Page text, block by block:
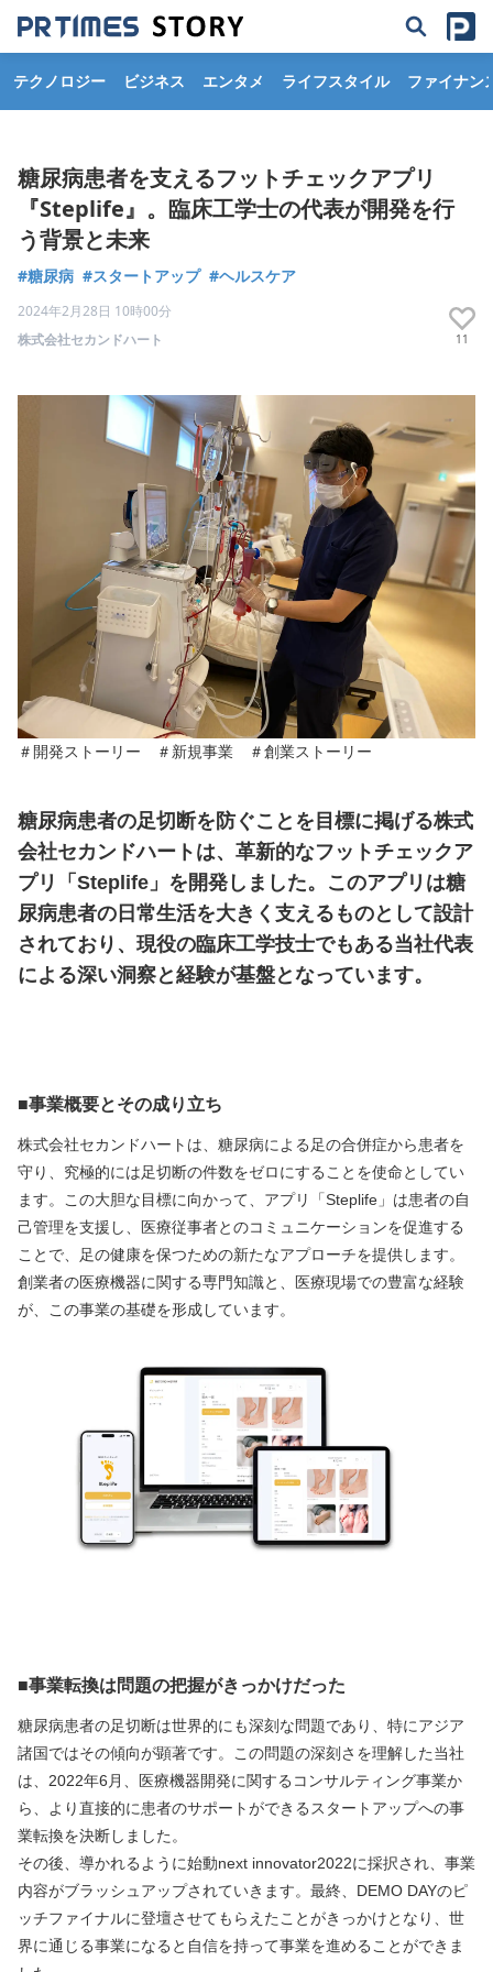
テクノロジー ビジネス エンタメ ライフスタイル ファイナン
糖尿病患者を支えるフットチェックアプリ
『Steplife』。臨床工学士の代表が開発を行
う背景と未来
#糖尿病 #スタートアップ #ヘルスケア
2024年2月28日 10時00分
株式会社セカンドハート
11
＃開発ストーリー　＃新規事業　＃創業ストーリー
糖尿病患者の足切断を防ぐことを目標に掲げる株式
会社セカンドハートは、革新的なフットチェックア
プリ「Steplife」を開発しました。このアプリは糖
尿病患者の日常生活を大きく支えるものとして設計
されており、現役の臨床工学技士でもある当社代表
による深い洞察と経験が基盤となっています。
■事業概要とその成り立ち
株式会社セカンドハートは、糖尿病による足の合併症から患者を
守り、究極的には足切断の件数をゼロにすることを使命としてい
ます。この大胆な目標に向かって、アプリ「Steplife」は患者の自
己管理を支援し、医療従事者とのコミュニケーションを促進する
ことで、足の健康を保つための新たなアプローチを提供します。
創業者の医療機器に関する専門知識と、医療現場での豊富な経験
が、この事業の基礎を形成しています。
■事業転換は問題の把握がきっかけだった
糖尿病患者の足切断は世界的にも深刻な問題であり、特にアジア
諸国ではその傾向が顕著です。この問題の深刻さを理解した当社
は、2022年6月、医療機器開発に関するコンサルティング事業か
ら、より直接的に患者のサポートができるスタートアップへの事
業転換を決断しました。
その後、導かれるように始動next innovator2022に採択され、事業
内容がブラッシュアップされていきます。最終、DEMO DAYのピ
ッチファイナルに登壇させてもらえたことがきっかけとなり、世
界に通じる事業になると自信を持って事業を進めることができま